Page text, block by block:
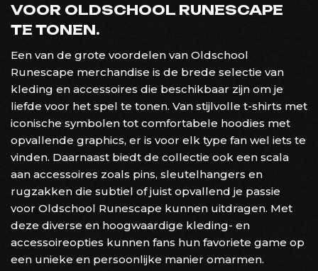
VOOR OLDSCHOOL RUNESCAPE
TE TONEN.
Een van de grote voordelen van Oldschool
Runescape merchandise is de brede selectie van
kleding en accessoires die beschikbaar zijn om je
liefde voor het spel te tonen. Van stijlvolle t-shirts met
iconische symbolen tot comfortabele hoodies met
opvallende graphics, er is voor elk type fan wel iets te
vinden. Daarnaast biedt de collectie ook een scala
aan accessoires zoals pins, sleutelhangers en
rugzakken die subtiel of juist opvallend je passie
voor Oldschool Runescape kunnen uitdragen. Met
deze diverse en hoogwaardige kleding- en
accessoireopties kunnen fans hun favoriete game op
een unieke en persoonlijke manier omarmen.